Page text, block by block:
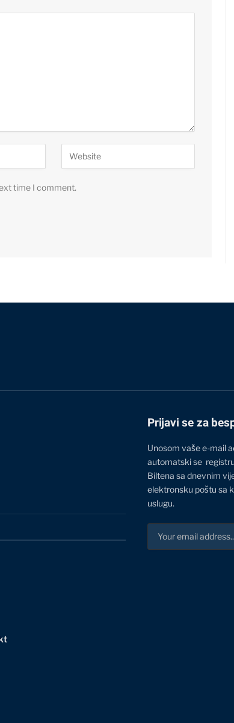
time I comment.
Prijavi se za
Unosom vaše e-mail
automatski se
Biltena sa dnevnim
elektronsku poštu sa
uslugu.